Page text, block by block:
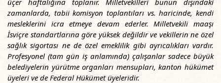
zamanlarda, tabii komisyon toplantıları vs. haricinde, kendi
mesleklerini icra etmeye devam ederler. Milletvekili maaşı
İsviçre standartlarına göre yüksek değildir ve vekillerin ne özel
sağlık sigortası ne de özel emeklilik gibi ayrıcalıkları vardır.
Profesyonel (tam gün iş anlamında) çalışanlar sadece büyük
belediyelerin yürütme organları mensupları, kanton hükümet
üyeleri ve de Federal Hükümet üyeleridir.